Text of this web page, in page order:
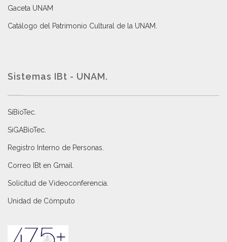
Gaceta UNAM
Catálogo del Patrimonio Cultural de la UNAM.
Sistemas IBt - UNAM.
SiBioTec
SiGABioTec.
Registro Interno de Personas
Correo IBt en Gmail
Solicitud de Videoconferencia.
Unidad de Cómputo